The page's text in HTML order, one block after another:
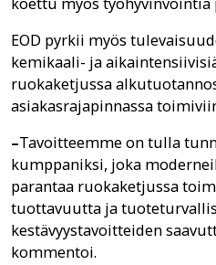
EOD pyrkii myös
kemikaali- ja
ruokaketjussa
asiakasrajapinnassa
–Tavoitteemme on tulla
kumppaniksi, joka
parantaa ruokaketjussa
tuottavuutta ja
kestävyystavoitteiden
kommentoi.